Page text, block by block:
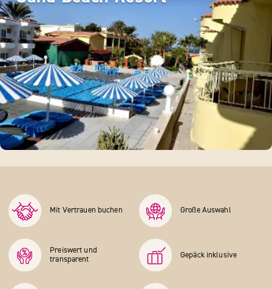
Mit Vertrauen buchen Große Auswahl
Preiswert und
transparent
Gepäck inklusive